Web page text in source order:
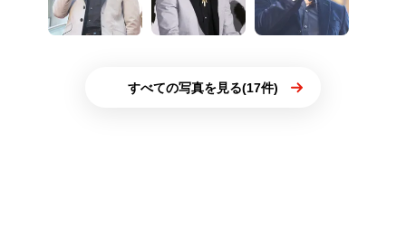
すべての写真を見る(17件)